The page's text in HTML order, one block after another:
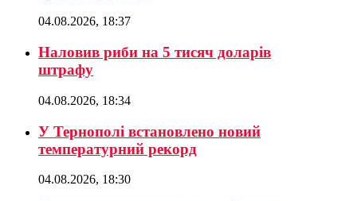
04.08.2026, 18:37
Наловив риби на 5 тисяч доларів
штрафу
04.08.2026, 18:34
У Тернополі встановлено новий
температурний рекорд
04.08.2026, 18:30